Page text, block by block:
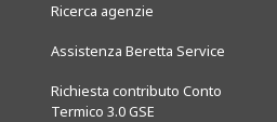
Ricerca agenzie
Assistenza Beretta Service
Richiesta contributo Conto
Termico 3.0 GSE